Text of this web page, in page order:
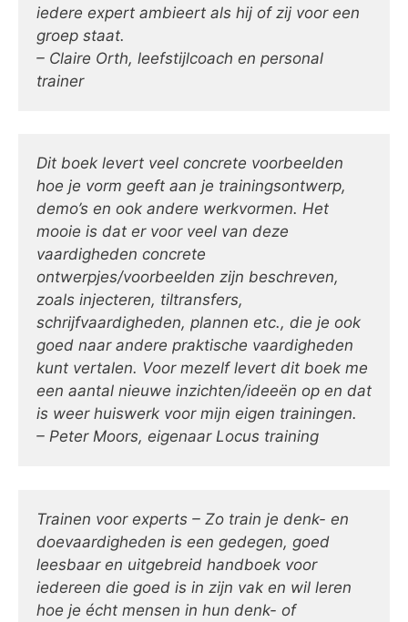
iedere expert ambieert als hij of zij voor een
groep staat.
– Claire Orth, leefstijlcoach en personal
trainer
Dit boek levert veel concrete voorbeelden
hoe je vorm geeft aan je trainingsontwerp,
demo’s en ook andere werkvormen. Het
mooie is dat er voor veel van deze
vaardigheden concrete
ontwerpjes/voorbeelden zijn beschreven,
zoals injecteren, tiltransfers,
schrijfvaardigheden, plannen etc., die je ook
goed naar andere praktische vaardigheden
kunt vertalen. Voor mezelf levert dit boek me
een aantal nieuwe inzichten/ideeën op en dat
is weer huiswerk voor mijn eigen trainingen.
– Peter Moors, eigenaar Locus training
Trainen voor experts – Zo train je denk- en
doevaardigheden is een gedegen, goed
leesbaar en uitgebreid handboek voor
iedereen die goed is in zijn vak en wil leren
hoe je écht mensen in hun denk- of